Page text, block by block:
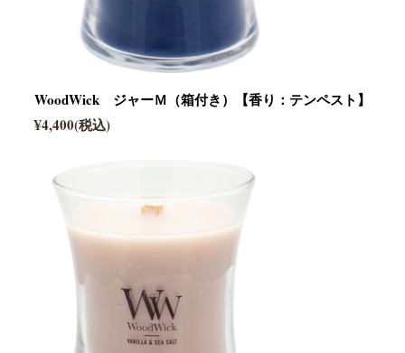
WoodWick ジャーＭ（箱付き）【香り：テンペスト】
¥4,400(税込)